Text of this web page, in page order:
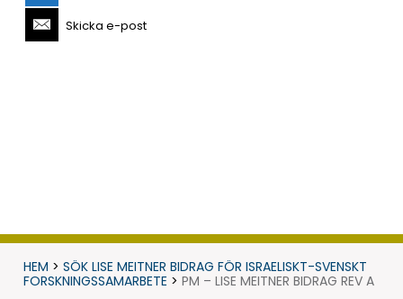
Skicka e-post
HEM > SÖK LISE MEITNER BIDRAG FÖR ISRAELISKT-SVENSKT
FORSKNINGSSAMARBETE > PM – LISE MEITNER BIDRAG REV A